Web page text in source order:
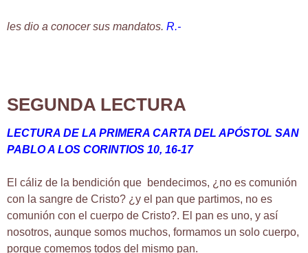
les dio a conocer sus mandatos. R.-
SEGUNDA LECTURA
LECTURA DE LA PRIMERA CARTA DEL APÓSTOL SAN
PABLO A LOS CORINTIOS 10, 16-17
El cáliz de la bendición que bendecimos, ¿no es comunión
con la sangre de Cristo? ¿y el pan que partimos, no es
comunión con el cuerpo de Cristo?. El pan es uno, y así
nosotros, aunque somos muchos, formamos un solo cuerpo,
porque comemos todos del mismo pan.